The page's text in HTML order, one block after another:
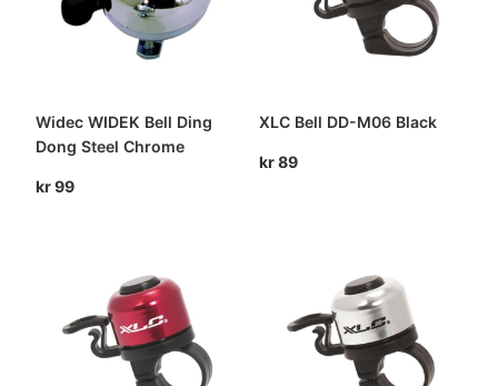
Widec WIDEK Bell Ding
Dong Steel Chrome
kr99
XLC Bell DD-M06 Black
kr89